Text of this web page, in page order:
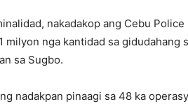
nakadakop ang Cebu
nga kantidad sa gidudahang
sa Sugbo.
nadakpan pinaagi sa 48 ka